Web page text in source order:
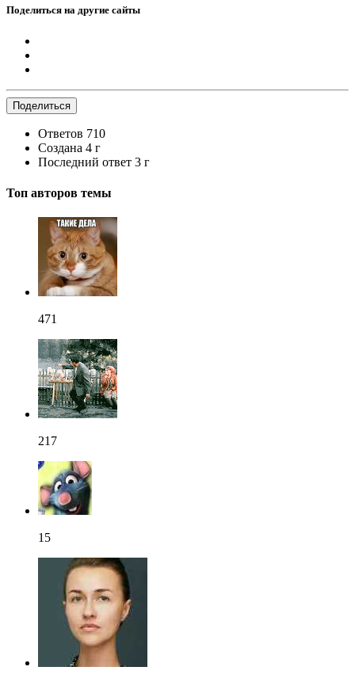
Поделиться на другие сайты
Поделиться
Ответов 710
Создана 4 г
Последний ответ 3 г
Топ авторов темы
471
217
15